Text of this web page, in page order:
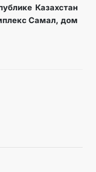
Казахстан
Самал, дом